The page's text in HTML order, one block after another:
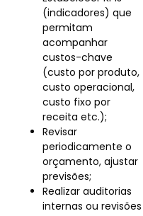
(indicadores) que
permitam
acompanhar
custos-chave
(custo por produto,
custo operacional,
custo fixo por
receita etc.);
Revisar
periodicamente o
orçamento, ajustar
previsões;
Realizar auditorias
internas ou revisões